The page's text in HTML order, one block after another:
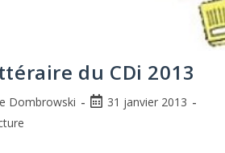
du CDi 2013
Dombrowski
31 janvier 2013